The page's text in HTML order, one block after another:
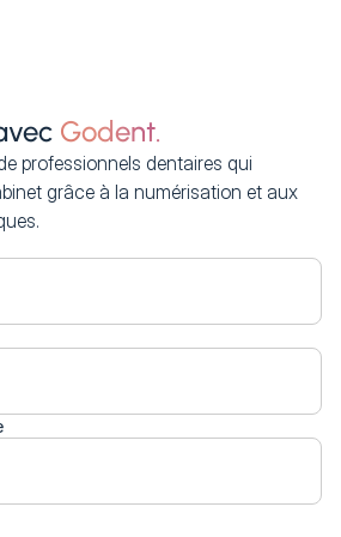
Godent.
professionnels dentaires qui
grâce à la numérisation et aux